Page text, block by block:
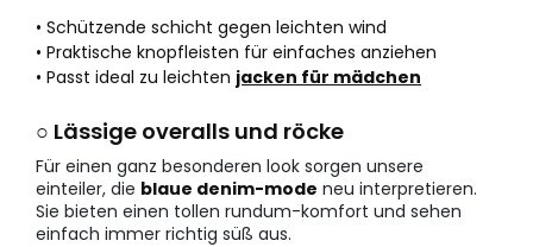
• Schützende schicht gegen leichten wind
• Praktische knopfleisten für einfaches anziehen
• Passt ideal zu leichten jacken für mädchen
○ Lässige overalls und röcke
Für einen ganz besonderen look sorgen unsere
einteiler, die blaue denim-mode neu interpretieren.
Sie bieten einen tollen rundum-komfort und sehen
einfach immer richtig süß aus.